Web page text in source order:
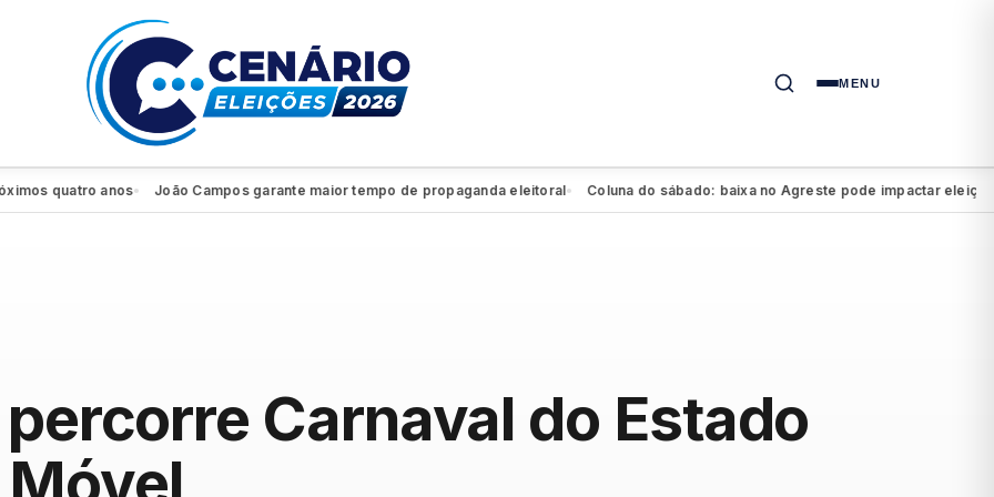
MENU
quatro anos ● João Campos garante maior tempo de propaganda eleitoral● Coluna do sábado: baixa no Agreste pode impactar eleição de
Carnaval do Estado